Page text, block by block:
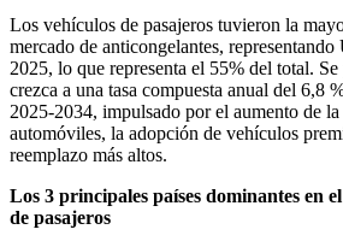
Los vehículos de pasajeros tuvieron la
mercado de anticongelantes,
2025, lo que representa el 55% del total.
crezca a una tasa compuesta anual del 6,8
2025-2034, impulsado por el aumento de
automóviles, la adopción de vehículos
reemplazo más altos.
Los 3 principales países dominantes en
de pasajeros